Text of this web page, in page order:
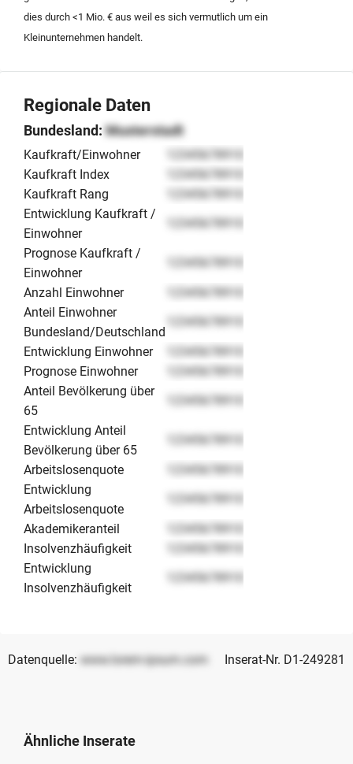
dies durch <1 Mio. € aus weil es sich vermutlich um ein
Kleinunternehmen handelt.
Regionale Daten
Bundesland:Musterstadt
Kaufkraft/Einwohner
12345678910
Kaufkraft Index
12345678910
Kaufkraft Rang
12345678910
Entwicklung Kaufkraft /
Einwohner
12345678910
Prognose Kaufkraft /
Einwohner
12345678910
Anzahl Einwohner
12345678910
Anteil Einwohner
Bundesland/Deutschland
12345678910
Entwicklung Einwohner
12345678910
Prognose Einwohner
12345678910
Anteil Bevölkerung über
65
12345678910
Entwicklung Anteil
Bevölkerung über 65
12345678910
Arbeitslosenquote
12345678910
Entwicklung
Arbeitslosenquote
12345678910
Akademikeranteil
12345678910
Insolvenzhäufigkeit
12345678910
Entwicklung
Insolvenzhäufigkeit
12345678910
Datenquelle: www.lorem-ipsum.com Inserat-Nr. D1-249281
Ähnliche Inserate